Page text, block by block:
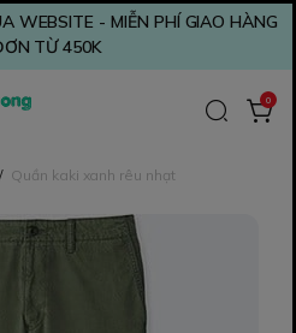
WEBSITE - MIỄN PHÍ GIAO HÀNG
TỪ 450K
0
/ Quần kaki xanh rêu nhạt